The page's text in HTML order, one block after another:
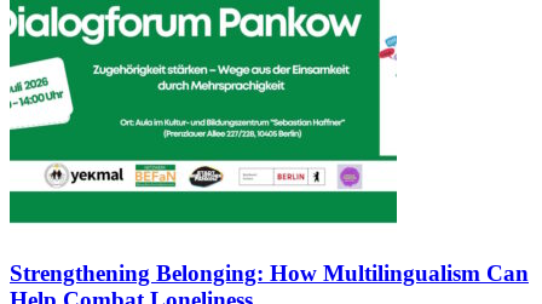
Strengthening Belonging: How Multilingualism Can